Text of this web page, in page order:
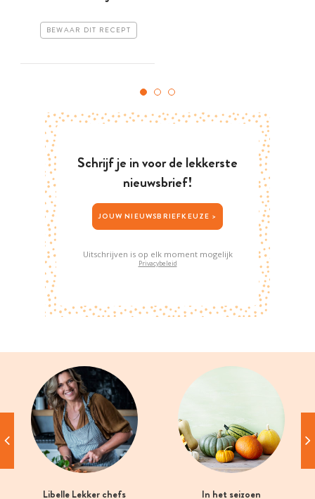
BEWAAR DIT RECEPT
Schrijf je in voor de lekkerste
nieuwsbrief!
JOUW NIEUWSBRIEFKEUZE >
Uitschrijven is op elk moment mogelijk
Privacybeleid
Libelle Lekker chefs In het seizoen